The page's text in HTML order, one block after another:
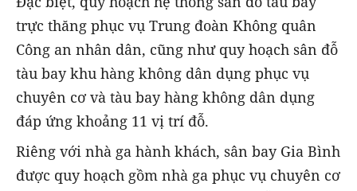
trực thăng phục vụ Trung đoàn Không quân
Công an nhân dân, cũng như quy hoạch sân đỗ
tàu bay khu hàng không dân dụng phục vụ
chuyên cơ và tàu bay hàng không dân dụng
đáp ứng khoảng 11 vị trí đỗ.
Riêng với nhà ga hành khách, sân bay Gia Bình
được quy hoạch gồm nhà ga phục vụ chuyên cơ